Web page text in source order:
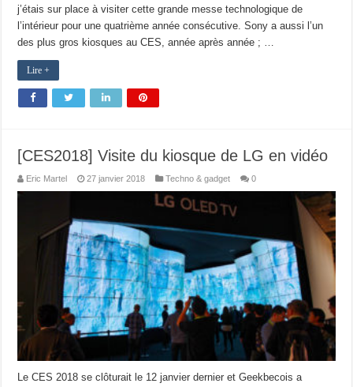
j’étais sur place à visiter cette grande messe technologique de
l’intérieur pour une quatrième année consécutive. Sony a aussi l’un
des plus gros kiosques au CES, année après année ; …
Lire +
[CES2018] Visite du kiosque de LG en vidéo
Eric Martel 27 janvier 2018 Techno & gadget 0
Le CES 2018 se clôturait le 12 janvier dernier et Geekbecois a